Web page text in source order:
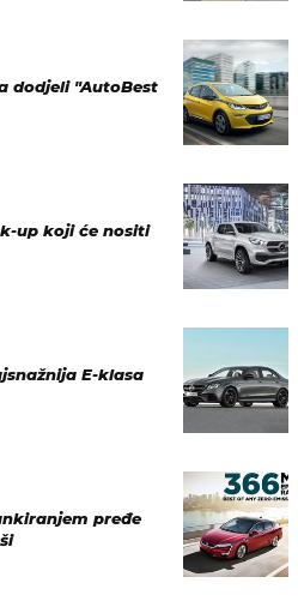
dodjeli "AutoBest
up koji će nositi
E-klasa
pređe